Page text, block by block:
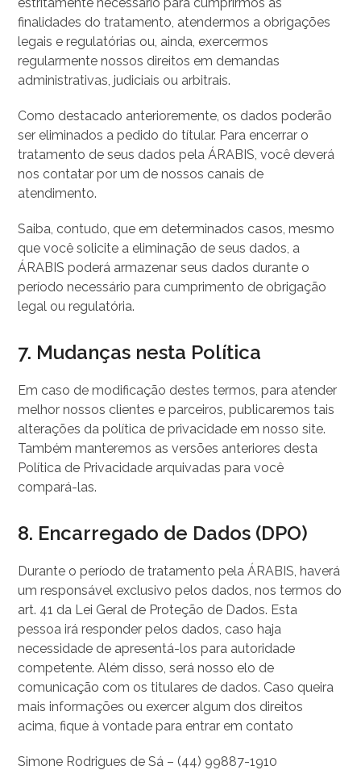
finalidades do tratamento, atendermos a obrigações
legais e regulatórias ou, ainda, exercermos
regularmente nossos direitos em demandas
administrativas, judiciais ou arbitrais.
Como destacado anterioremente, os dados poderão
ser eliminados a pedido do títular. Para encerrar o
tratamento de seus dados pela ÁRABIS, você deverá
nos contatar por um de nossos canais de
atendimento.
Saiba, contudo, que em determinados casos, mesmo
que você solicite a eliminação de seus dados, a
ÁRABIS poderá armazenar seus dados durante o
período necessário para cumprimento de obrigação
legal ou regulatória.
7. Mudanças nesta Política
Em caso de modificação destes termos, para atender
melhor nossos clientes e parceiros, publicaremos tais
alterações da política de privacidade em nosso site.
Também manteremos as versões anteriores desta
Política de Privacidade arquivadas para você
compará-las.
8. Encarregado de Dados (DPO)
Durante o período de tratamento pela ÁRABIS, haverá
um responsável exclusivo pelos dados, nos termos do
art. 41 da Lei Geral de Proteção de Dados. Esta
pessoa irá responder pelos dados, caso haja
necessidade de apresentá-los para autoridade
competente. Além disso, será nosso elo de
comunicação com os titulares de dados. Caso queira
mais informações ou exercer algum dos direitos
acima, fique à vontade para entrar em contato
Simone Rodrigues de Sá – (44) 99887-1910